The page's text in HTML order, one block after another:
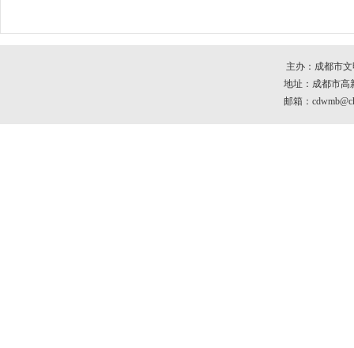
主办：成都市
地址：成都市高
邮箱：